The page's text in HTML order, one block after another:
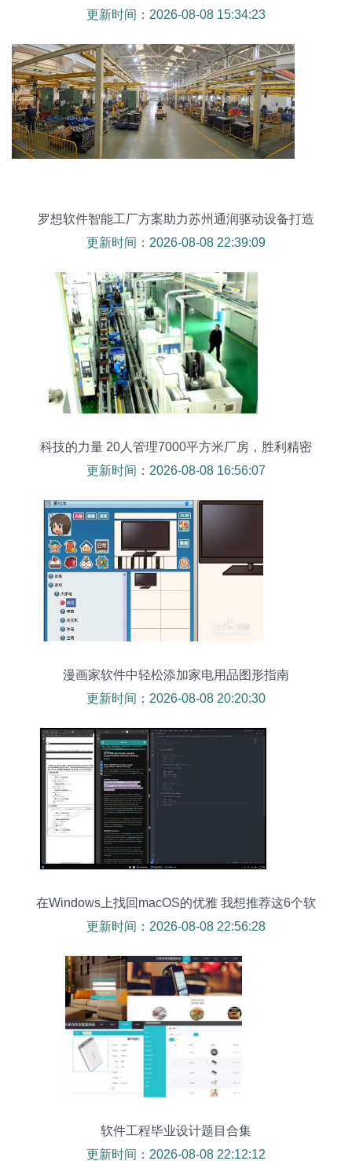
更新时间：2026-08-08 15:34:23
罗想软件智能工厂方案助力苏州通润驱动设备打造
全体系信息化管理
更新时间：2026-08-08 22:39:09
科技的力量 20人管理7000平方米厂房，胜利精密
如何引领智慧制造？
更新时间：2026-08-08 16:56:07
漫画家软件中轻松添加家电用品图形指南
更新时间：2026-08-08 20:20:30
在Windows上找回macOS的优雅 我想推荐这6个软
件
更新时间：2026-08-08 22:56:28
软件工程毕业设计题目合集
更新时间：2026-08-08 22:12:12